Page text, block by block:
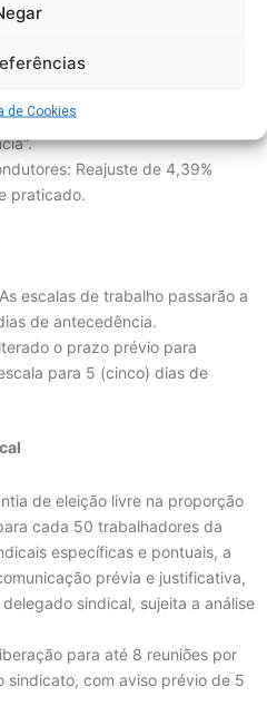
de Cookies
do ACT (válido para
4,39% nos valores vigentes do
de “Filho Excepcional”
Reajuste de 4,39%
praticado.
escalas de trabalho passarão a
de antecedência.
o prazo prévio para
para 5 (cinco) dias de
de eleição livre na proporção
cada 50 trabalhadores da
específicas e pontuais, a
prévia e justificativa,
sindical, sujeita a análise
para até 8 reuniões por
sindicato, com aviso prévio de 5